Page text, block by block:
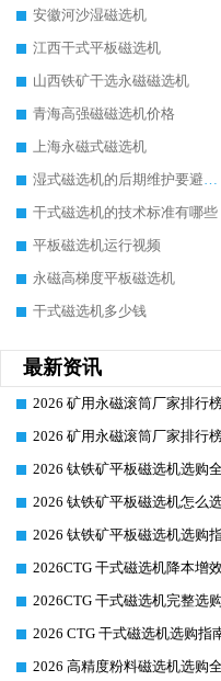
安徽河沙湿磁选机
江西干式平板磁选机
山西铁矿干选永磁磁选机
青海高强磁磁选机价格
上海永磁式磁选机
湿式磁选机的后期维护要避开哪些坑
干式磁选机的技术标准有哪些
平板磁选机运行视频
永磁高梯度平板磁选机
干式磁选机多少钱
最新资讯
2026 矿用永磁滚筒厂家排行
2026 矿用永磁滚筒厂家排行
2026 钛铁矿平板磁选机选购
2026 钛铁矿平板磁选机怎么
2026 钛铁矿平板磁选机选购
2026CTG 干式磁选机降本增
2026CTG 干式磁选机完整选
2026 CTG 干式磁选机选购
2026 高精度粉料磁选机选购